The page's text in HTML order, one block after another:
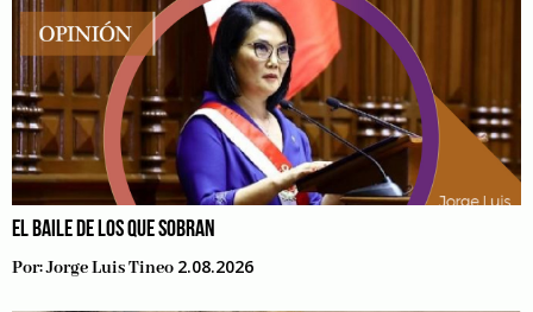
EL BAILE DE LOS QUE SOBRAN
Por:Jorge Luis Tineo 2.08.2026